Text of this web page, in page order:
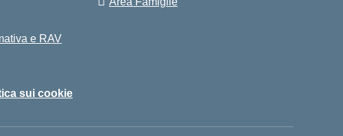
e RAV
sui cookie